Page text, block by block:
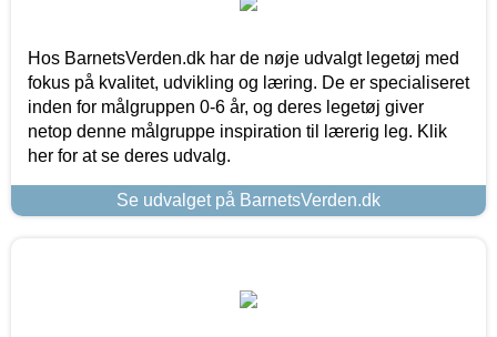
Hos BarnetsVerden.dk har de nøje udvalgt legetøj med
fokus på kvalitet, udvikling og læring. De er specialiseret
inden for målgruppen 0-6 år, og deres legetøj giver
netop denne målgruppe inspiration til lærerig leg. Klik
her for at se deres udvalg.
Se udvalget på BarnetsVerden.dk